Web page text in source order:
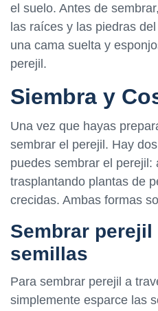
el suelo. Antes de
las raíces y las piedras
una cama suelta y
perejil.
Siembra y
Una vez que hayas
sembrar el perejil. Hay
puedes sembrar el perejil:
trasplantando plantas de
crecidas. Ambas formas
Sembrar perejil
semillas
Para sembrar perejil a
simplemente esparce las